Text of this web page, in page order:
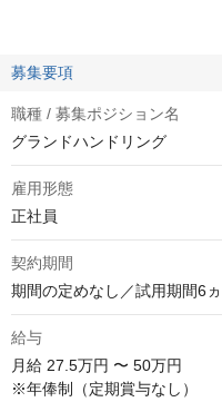
募集要項
職種 / 募集ポジション名
グランドハンドリング
雇用形態
正社員
契約期間
期間の定めなし／試用期間6
給与
月給 27.5万円 〜 50万円
※年俸制（定期賞与なし）